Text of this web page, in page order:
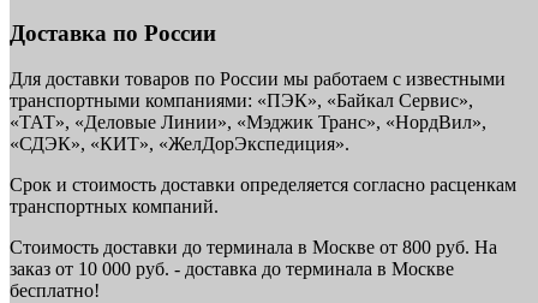
Доставка по России
Для доставки товаров по России мы работаем с известными
транспортными компаниями: «ПЭК», «Байкал Сервис»,
«ТАТ», «Деловые Линии», «Мэджик Транс», «НордВил»,
«СДЭК», «КИТ», «ЖелДорЭкспедиция».
Срок и стоимость доставки определяется согласно расценкам
транспортных компаний.
Стоимость доставки до терминала в Москве от 800 руб. На
заказ от 10 000 руб. - доставка до терминала в Москве
бесплатно!